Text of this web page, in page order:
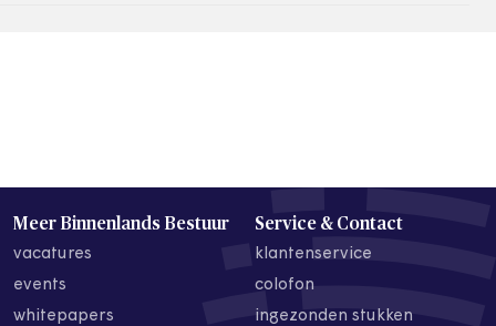
Meer Binnenlands Bestuur
vacatures
events
whitepapers
Service & Contact
klantenservice
colofon
ingezonden stukken